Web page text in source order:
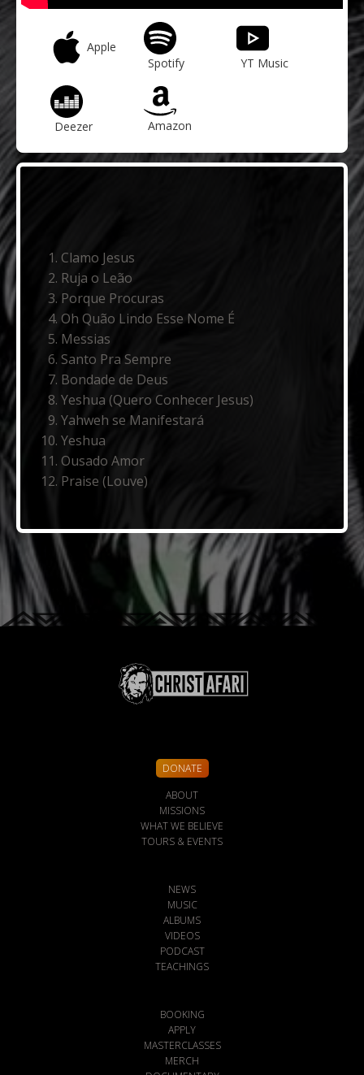
Apple
Spotify
YT Music
Deezer Amazon
Clamo Jesus
Ruja o Leão
Porque Procuras
Oh Quão Lindo Esse Nome É
Messias
Santo Pra Sempre
Bondade de Deus
Yeshua (Quero Conhecer Jesus)
Yahweh se Manifestará
Yeshua
Ousado Amor
Praise (Louve)
DONATE
ABOUT
MISSIONS
WHAT WE BELIEVE
TOURS & EVENTS
NEWS
MUSIC
ALBUMS
VIDEOS
PODCAST
TEACHINGS
BOOKING
APPLY
MASTERCLASSES
MERCH